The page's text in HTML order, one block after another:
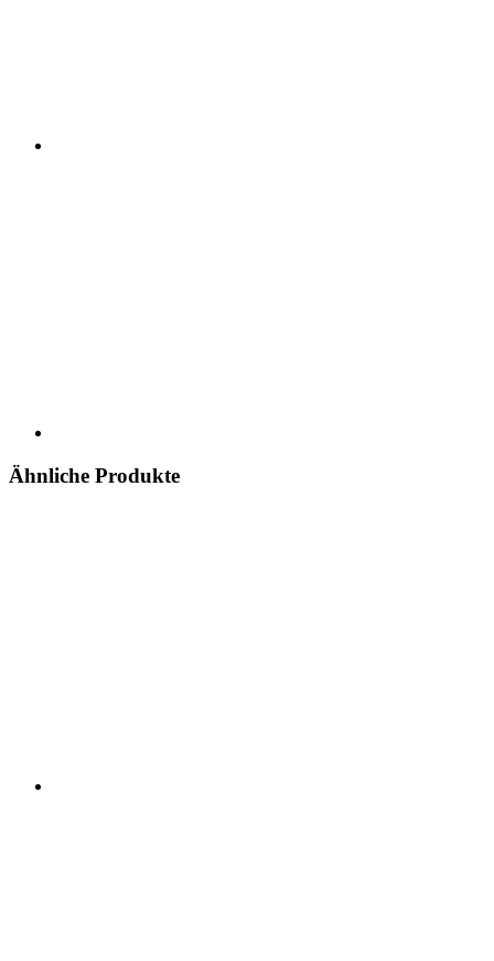
Ähnliche Produkte